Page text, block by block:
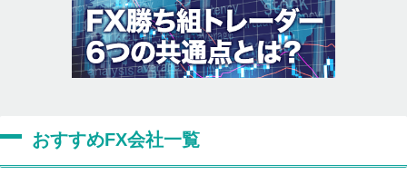
おすすめFX会社一覧